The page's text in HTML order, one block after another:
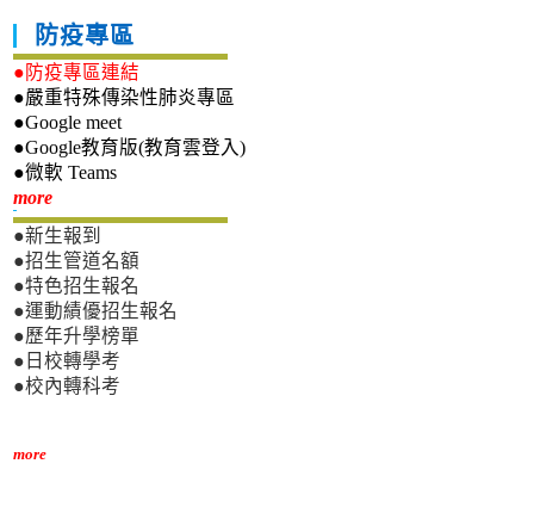
防疫專區
●防疫專區連結
●嚴重特殊傳染性肺炎專區
●Google meet
●Google教育版(教育雲登入)
●微軟 Teams
more新生專區
●新生報到
●招生管道名額
●特色招生報名
●運動績優招生報名
●歷年升學榜單
●日校轉學考
●校內轉科考
more